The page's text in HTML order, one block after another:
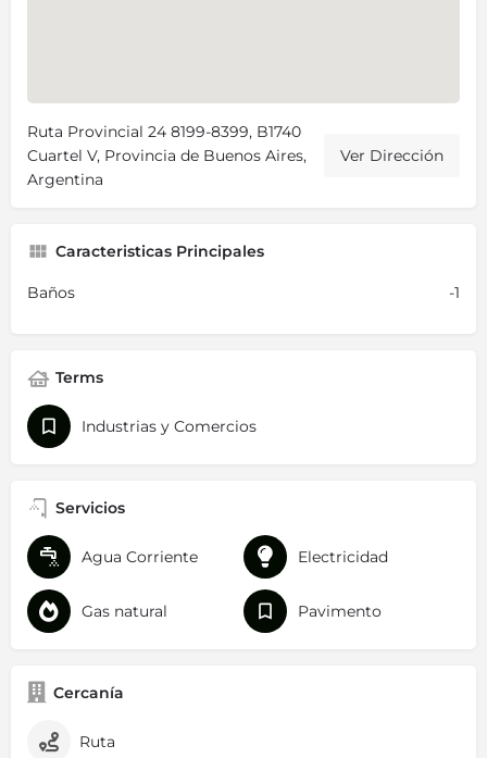
Ruta Provincial 24 8199-8399, B1740
Cuartel V, Provincia de Buenos Aires,
Argentina
Ver Dirección
Caracteristicas Principales
Baños -1
Terms
Industrias y Comercios
Servicios
Agua Corriente Electricidad
Gas natural Pavimento
Cercanía
Ruta